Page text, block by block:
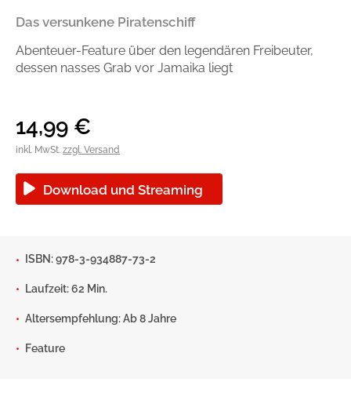
Man sieht sich
Ratgeber und Sachbuch
Reihen
Gib dem Monster keine Schokolade
Indigo Wild - Folge 1
Blogger und Influencer
Autorinnen und Autoren
Das versunkene Piratenschiff
Abenteuer-Feature über den legendären Freibeuter,
dessen nasses Grab vor Jamaika liegt
14,99 €
inkl. MwSt. zzgl. Versand
Download und Streaming
ISBN: 978-3-934887-73-2
Laufzeit: 62 Min.
Altersempfehlung: Ab 8 Jahre
Feature